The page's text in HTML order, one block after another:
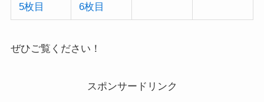
5枚目 6枚目
ぜひご覧ください！
スポンサードリンク